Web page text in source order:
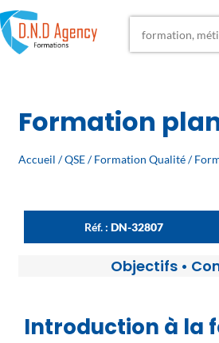
Formation
Accueil /QSE/Formation Qualité/
Réf. :DN-32807
Objectifs•
Introduction à la